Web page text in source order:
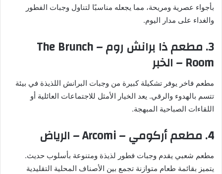
بأجواء عصرية ومريحة، مما يجعله مناسبًا لتناول وجبات الفطور
والغداء على مدار اليوم.
3. مطعم ذا برانش روم – The Brunch
Room – الخبر
مطعم فاخر يوفر تشكيلة كبيرة من وجبات البرانش اللذيذة في بيئة
تتسم بالهدوء والرقي. يعد الخيار الأمثل للاجتماعات العائلية أو
اللقاءات الصباحية المبهجة.
4. مطعم أركومي – Arcomi – الرياض
مطعم شعبي يقدم وجبات فطور لذيذة ومتنوعة بأسلوب حديث.
يتميز بقائمة طعام متوازنة تجمع بين الأصناف المحلية التقليدية